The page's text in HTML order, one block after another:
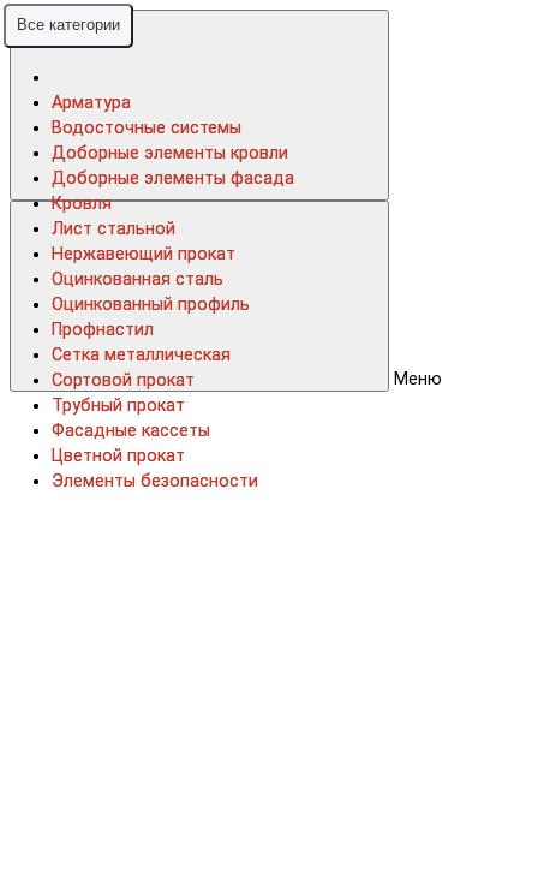
Меню
Все категории
Арматура
Водосточные системы
Доборные элементы кровли
Доборные элементы фасада
Кровля
Лист стальной
Нержавеющий прокат
Оцинкованная сталь
Оцинкованный профиль
Профнастил
Сетка металлическая
Сортовой прокат
Трубный прокат
Фасадные кассеты
Цветной прокат
Элементы безопасности
Все категории
Арматура
Водосточные системы
Доборные элементы кровли
Доборные элементы фасада
Кровля
Лист стальной
Нержавеющий прокат
Оцинкованная сталь
Оцинкованный профиль
Профнастил
Сетка металлическая
Сортовой прокат
Трубный прокат
Фасадные кассеты
Цветной прокат
Элементы безопасности